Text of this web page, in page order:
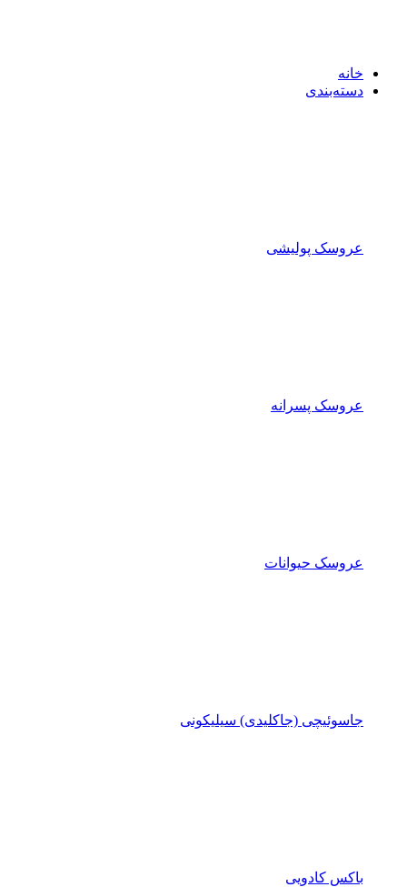
خانه
دسته‌بندی
عروسک پولیشی
عروسک پسرانه
عروسک حیوانات
جاسوئیچی (جاکلیدی) سیلیکونی
باکس کادویی